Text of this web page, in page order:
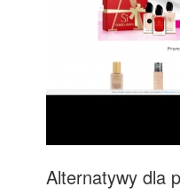
Alternatywy dla